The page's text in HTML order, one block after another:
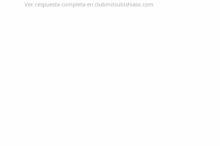
Ver respuesta completa en clubmitsubishiasx.com